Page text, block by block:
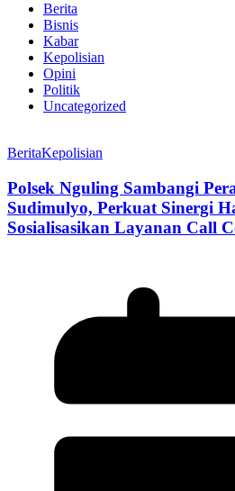
Berita
Bisnis
Kabar
Kepolisian
Opini
Politik
Uncategorized
BeritaKepolisian
Polsek Nguling Sambangi
Sudimulyo, Perkuat Sinergi
Sosialisasikan Layanan Call